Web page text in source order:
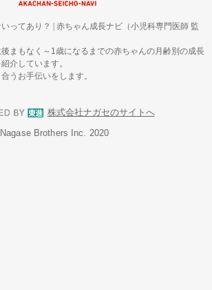
ってあり？ | 赤ちゃん成長ナビ（小児科専門医師 監
まもなく～1歳になるまでの赤ちゃんの月齢別の成長
介しています。
うお手伝いをします。
株式会社ナガセのサイトへ
Brothers Inc. 2020